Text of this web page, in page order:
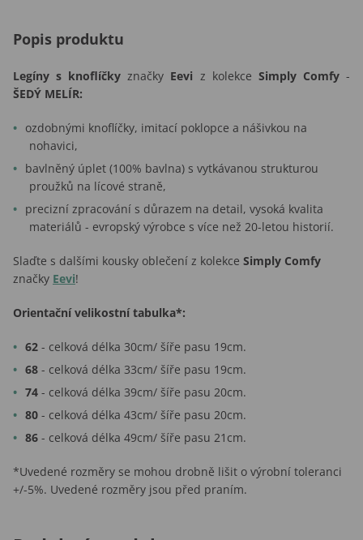
Popis produktu
Legíny s knoflíčky značky Eevi z kolekce Simply Comfy-
ŠEDÝ MELÍR:
ozdobnými knoflíčky, imitací poklopce a nášivkou na
nohavici,
bavlněný úplet (100% bavlna) s vytkávanou strukturou
proužků na lícové straně,
precizní zpracování s důrazem na detail, vysoká kvalita
materiálů - evropský výrobce s více než 20-letou historií.
Slaďte s dalšími kousky oblečení z kolekce Simply Comfy
značky Eevi!
Orientační velikostní tabulka*:
62 - celková délka 30cm/ šíře pasu 19cm.
68 - celková délka 33cm/ šíře pasu 19cm.
74 - celková délka 39cm/ šíře pasu 20cm.
80 - celková délka 43cm/ šíře pasu 20cm.
86 - celková délka 49cm/ šíře pasu 21cm.
*Uvedené rozměry se mohou drobně lišit o výrobní toleranci
+/-5%. Uvedené rozměry jsou před praním.